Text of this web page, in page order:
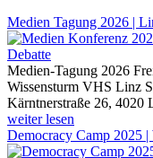
Medien Tagung 2026 |
Medien-Tagung 2026
Wissensturm VHS Linz
Kärntnerstraße 26, 4020
weiter lesen
Democracy Camp 2025